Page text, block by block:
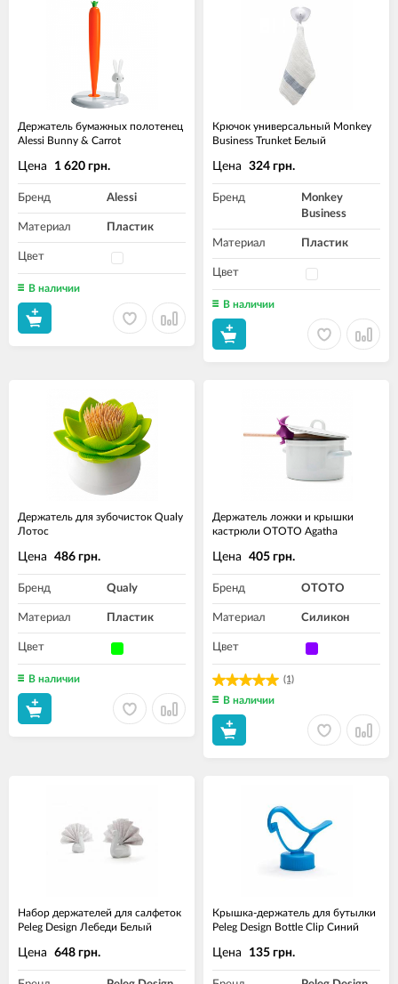
Держатель бумажных полотенец
Alessi Bunny & Carrot
Цена 1 620 грн.
Бренд Alessi
Материал Пластик
Цвет
В наличии
Крючок универсальный Monkey
Business Trunket Белый
Цена 324 грн.
Бренд
Monkey
Business
Материал Пластик
Цвет
В наличии
Держатель для зубочисток Qualy
Лотос
Цена 486 грн.
Бренд Qualy
Материал Пластик
Цвет
В наличии
Держатель ложки и крышки
кастрюли OTOTO Agatha
(1)
Цена 405 грн.
Бренд OTOTO
Материал Силикон
Цвет
В наличии
Набор держателей для салфеток
Peleg Design Лебеди Белый
Цена 648 грн.
Крышка-держатель для бутылки
Peleg Design Bottle Clip Синий
Цена 135 грн.